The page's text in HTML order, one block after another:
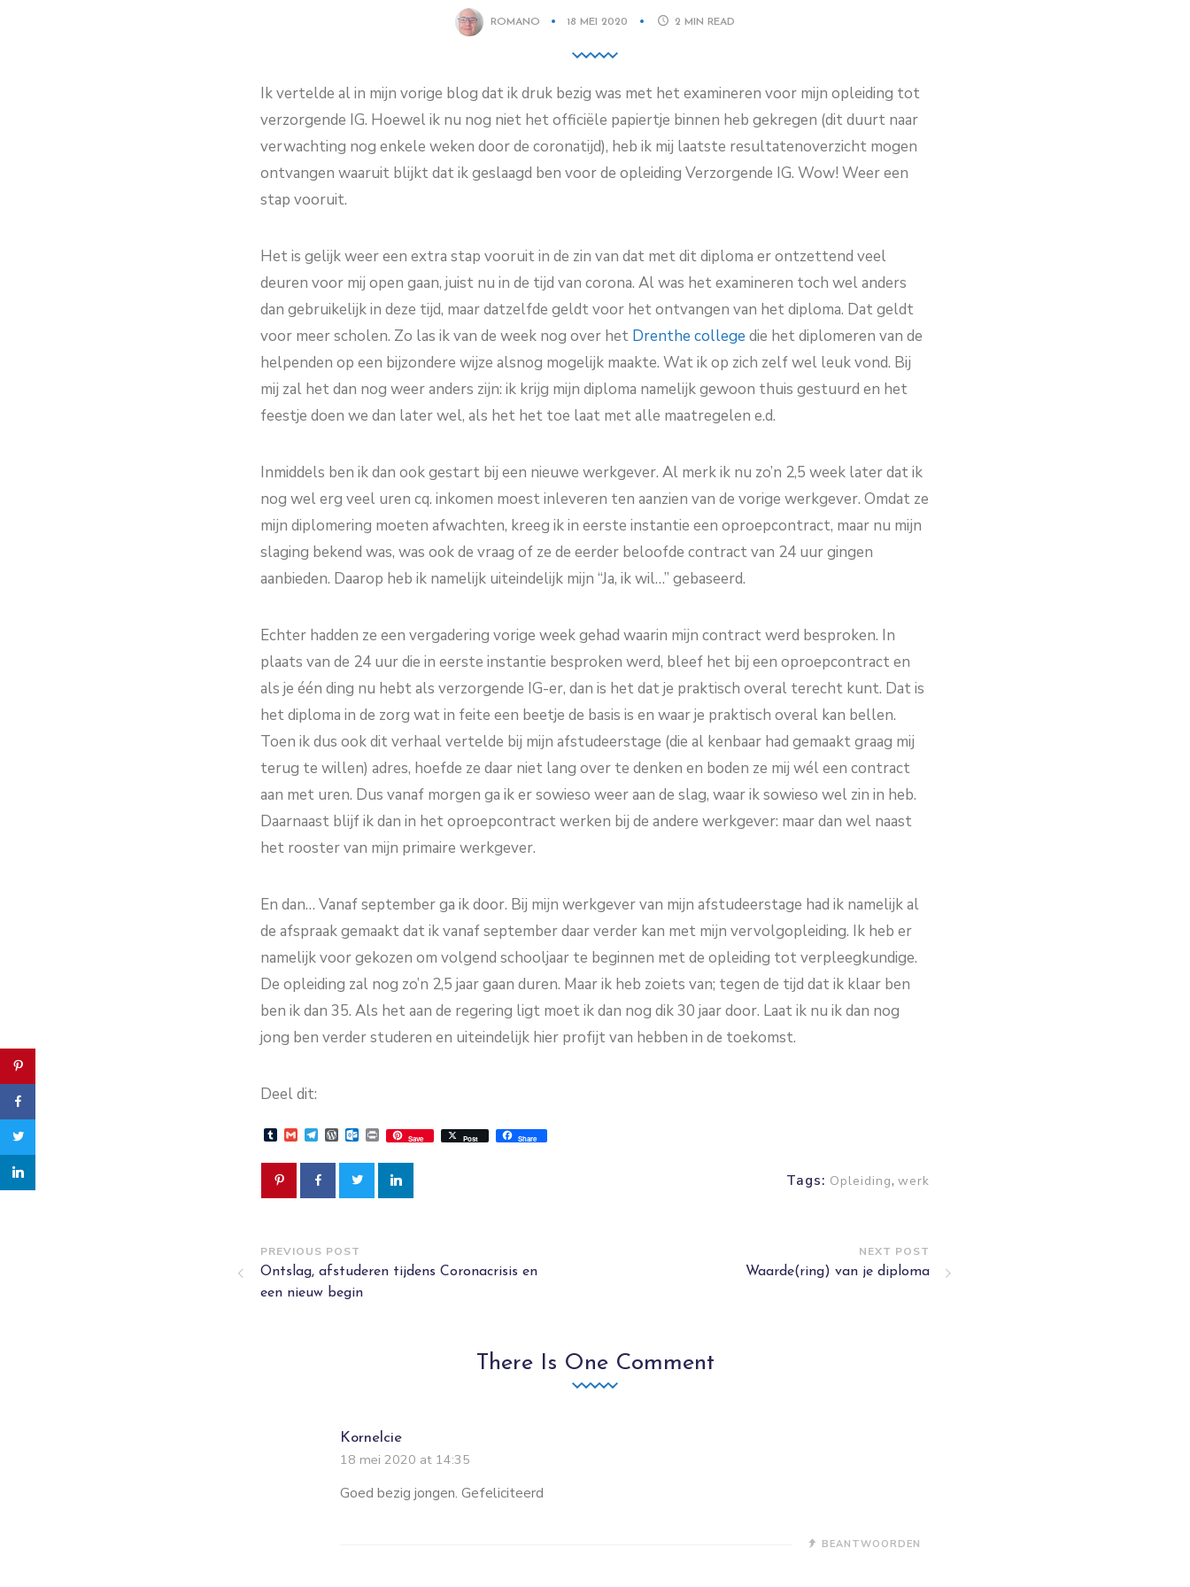
ROMANO 18 MEI 2020 2 MIN READ
Ik vertelde al in mijn vorige blog dat ik druk bezig was met het examineren voor mijn opleiding tot
verzorgende IG. Hoewel ik nu nog niet het officiële papiertje binnen heb gekregen (dit duurt naar
verwachting nog enkele weken door de coronatijd), heb ik mij laatste resultatenoverzicht mogen
ontvangen waaruit blijkt dat ik geslaagd ben voor de opleiding Verzorgende IG. Wow! Weer een
stap vooruit.
Het is gelijk weer een extra stap vooruit in de zin van dat met dit diploma er ontzettend veel
deuren voor mij open gaan, juist nu in de tijd van corona. Al was het examineren toch wel anders
dan gebruikelijk in deze tijd, maar datzelfde geldt voor het ontvangen van het diploma. Dat geldt
voor meer scholen. Zo las ik van de week nog over het Drenthe college die het diplomeren van de
helpenden op een bijzondere wijze alsnog mogelijk maakte. Wat ik op zich zelf wel leuk vond. Bij
mij zal het dan nog weer anders zijn: ik krijg mijn diploma namelijk gewoon thuis gestuurd en het
feestje doen we dan later wel, als het het toe laat met alle maatregelen e.d.
Inmiddels ben ik dan ook gestart bij een nieuwe werkgever. Al merk ik nu zo’n 2,5 week later dat ik
nog wel erg veel uren cq. inkomen moest inleveren ten aanzien van de vorige werkgever. Omdat ze
mijn diplomering moeten afwachten, kreeg ik in eerste instantie een oproepcontract, maar nu mijn
slaging bekend was, was ook de vraag of ze de eerder beloofde contract van 24 uur gingen
aanbieden. Daarop heb ik namelijk uiteindelijk mijn “Ja, ik wil…” gebaseerd.
Echter hadden ze een vergadering vorige week gehad waarin mijn contract werd besproken. In
plaats van de 24 uur die in eerste instantie besproken werd, bleef het bij een oproepcontract en
als je één ding nu hebt als verzorgende IG-er, dan is het dat je praktisch overal terecht kunt. Dat is
het diploma in de zorg wat in feite een beetje de basis is en waar je praktisch overal kan bellen.
Toen ik dus ook dit verhaal vertelde bij mijn afstudeerstage (die al kenbaar had gemaakt graag mij
terug te willen) adres, hoefde ze daar niet lang over te denken en boden ze mij wél een contract
aan met uren. Dus vanaf morgen ga ik er sowieso weer aan de slag, waar ik sowieso wel zin in heb.
Daarnaast blijf ik dan in het oproepcontract werken bij de andere werkgever: maar dan wel naast
het rooster van mijn primaire werkgever.
En dan… Vanaf september ga ik door. Bij mijn werkgever van mijn afstudeerstage had ik namelijk al
de afspraak gemaakt dat ik vanaf september daar verder kan met mijn vervolgopleiding. Ik heb er
namelijk voor gekozen om volgend schooljaar te beginnen met de opleiding tot verpleegkundige.
De opleiding zal nog zo’n 2,5 jaar gaan duren. Maar ik heb zoiets van; tegen de tijd dat ik klaar ben
ben ik dan 35. Als het aan de regering ligt moet ik dan nog dik 30 jaar door. Laat ik nu ik dan nog
jong ben verder studeren en uiteindelijk hier profijt van hebben in de toekomst.
Deel dit:
TumblrGmailTelegram
WordPress
Outlook.com
PrintSave Post Share
Tags: Opleiding, werk
PREVIOUS POST
Ontslag, afstuderen tijdens Coronacrisis en
een nieuw begin
NEXT POST
Waarde(ring) van je diploma
There Is One Comment
Kornelcie
18 mei 2020 at 14:35
Goed bezig jongen. Gefeliciteerd
BEANTWOORDEN